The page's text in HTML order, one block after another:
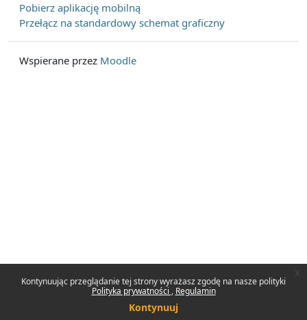
Kontynuując przeglądanie tej strony wyrażasz zgodę na nasze polityki
Polityka prywatności
Regulamin
Kontynuuj
Pobierz aplikację mobilną
Przełącz na standardowy schemat graficzny
Wspierane przez Moodle